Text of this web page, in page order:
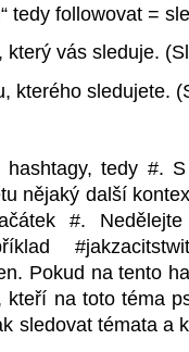
tedy followovat =
který vás sleduje.
kterého sledujete.
tedy #.
nějaký další
#.
Pokud na tento
na toto téma
sledovat témata a